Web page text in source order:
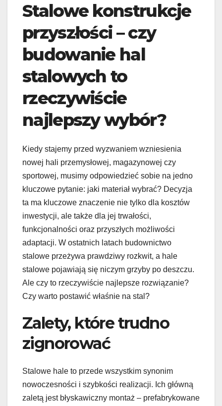
Stalowe konstrukcje
przyszłości – czy
budowanie hal
stalowych to
rzeczywiście
najlepszy wybór?
Kiedy stajemy przed wyzwaniem wzniesienia
nowej hali przemysłowej, magazynowej czy
sportowej, musimy odpowiedzieć sobie na jedno
kluczowe pytanie: jaki materiał wybrać? Decyzja
ta ma kluczowe znaczenie nie tylko dla kosztów
inwestycji, ale także dla jej trwałości,
funkcjonalności oraz przyszłych możliwości
adaptacji. W ostatnich latach budownictwo
stalowe przeżywa prawdziwy rozkwit, a hale
stalowe pojawiają się niczym grzyby po deszczu.
Ale czy to rzeczywiście najlepsze rozwiązanie?
Czy warto postawić właśnie na stal?
Zalety, które trudno
zignorować
Stalowe hale to przede wszystkim synonim
nowoczesności i szybkości realizacji. Ich główną
zaletą jest błyskawiczny montaż – prefabrykowane